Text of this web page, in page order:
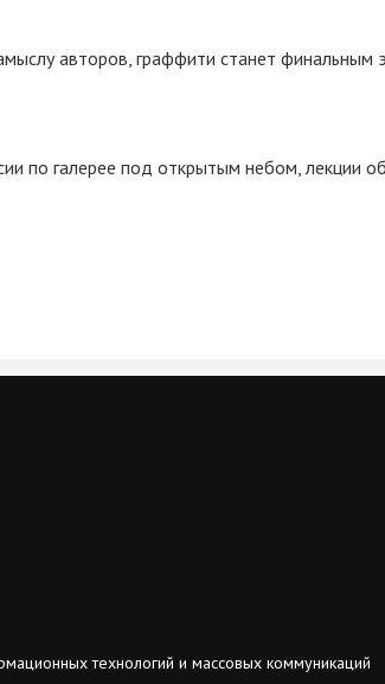
авторов, граффити станет финальным
по галерее под открытым небом, лекции
технологий и массовых коммуникаций